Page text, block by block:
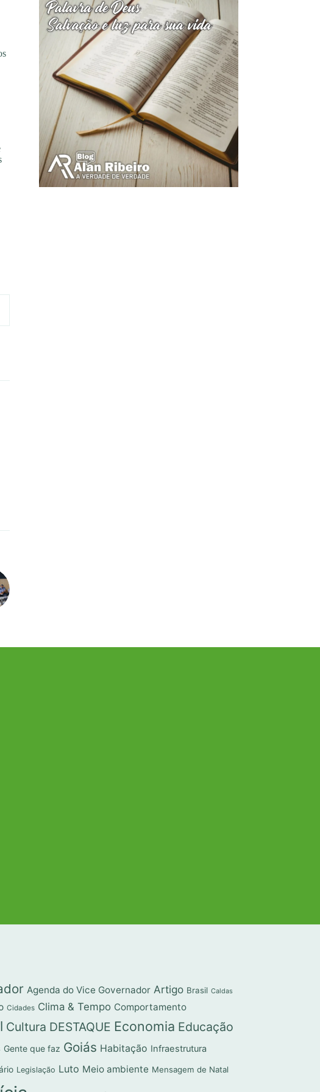
Agenda do Vice Governador Artigo Brasil Caldas
Cidades Clima & Tempo Comportamento
Cultura DESTAQUE Economia Educação
Gente que faz Goiás Habitação Infraestrutura
Legislação Luto Meio ambiente Mensagem de Natal